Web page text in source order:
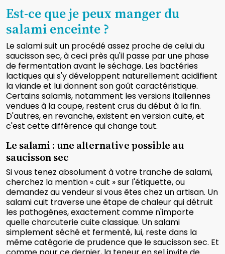
Est-ce que je peux manger du
salami enceinte ?
Le salami suit un procédé assez proche de celui du
saucisson sec, à ceci près qu'il passe par une phase
de fermentation avant le séchage. Les bactéries
lactiques qui s'y développent naturellement acidifient
la viande et lui donnent son goût caractéristique.
Certains salamis, notamment les versions italiennes
vendues à la coupe, restent crus du début à la fin.
D'autres, en revanche, existent en version cuite, et
c'est cette différence qui change tout.
Le salami : une alternative possible au
saucisson sec
Si vous tenez absolument à votre tranche de salami,
cherchez la mention « cuit » sur l'étiquette, ou
demandez au vendeur si vous êtes chez un artisan. Un
salami cuit traverse une étape de chaleur qui détruit
les pathogènes, exactement comme n'importe
quelle charcuterie cuite classique. Un salami
simplement séché et fermenté, lui, reste dans la
même catégorie de prudence que le saucisson sec. Et